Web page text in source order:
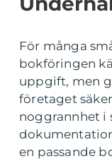
För många
bokföringen
uppgift, men
företaget
noggrannhet i
en passande